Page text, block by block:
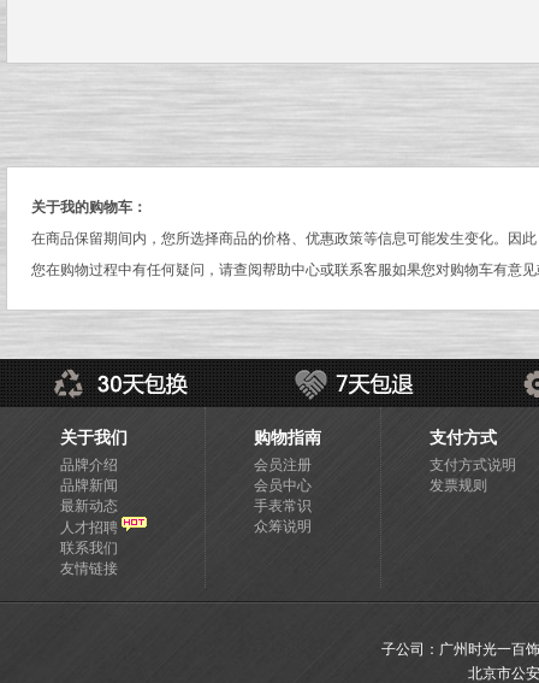
关于我的购物车：
在商品保留期间内，您所选择商品的价格、优惠政策等信息可能发生变化。因
您在购物过程中有任何疑问，请查阅帮助中心或联系客服如果您对购物车有意
关于我们
品牌介绍
品牌新闻
最新动态
人才招聘
联系我们
友情链接
购物指南
会员注册
会员中心
手表常识
众筹说明
支付方式
支付方式说明
发票规则
子公司：广州时光一百
北京市公